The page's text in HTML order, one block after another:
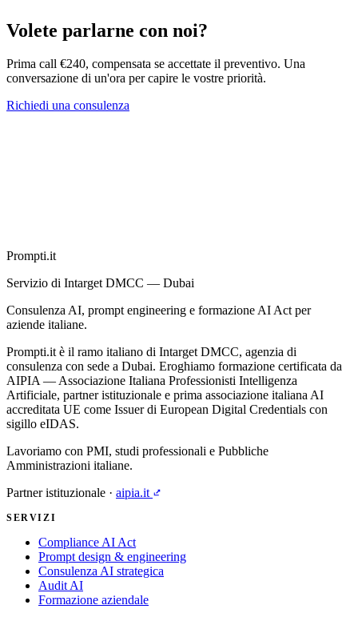
Volete parlarne con noi?
Prima call €240, compensata se accettate il preventivo. Una
conversazione di un'ora per capire le vostre priorità.
Richiedi una consulenza
Prompti.it
Servizio di Intarget DMCC — Dubai
Consulenza AI, prompt engineering e formazione AI Act per
aziende italiane.
Prompti.it è il ramo italiano di Intarget DMCC, agenzia di
consulenza con sede a Dubai. Eroghiamo formazione certificata da
AIPIA — Associazione Italiana Professionisti Intelligenza
Artificiale, partner istituzionale e prima associazione italiana AI
accreditata UE come Issuer di European Digital Credentials con
sigillo eIDAS.
Lavoriamo con PMI, studi professionali e Pubbliche
Amministrazioni italiane.
Partner istituzionale · aipia.it
SERVIZI
Compliance AI Act
Prompt design & engineering
Consulenza AI strategica
Audit AI
Formazione aziendale